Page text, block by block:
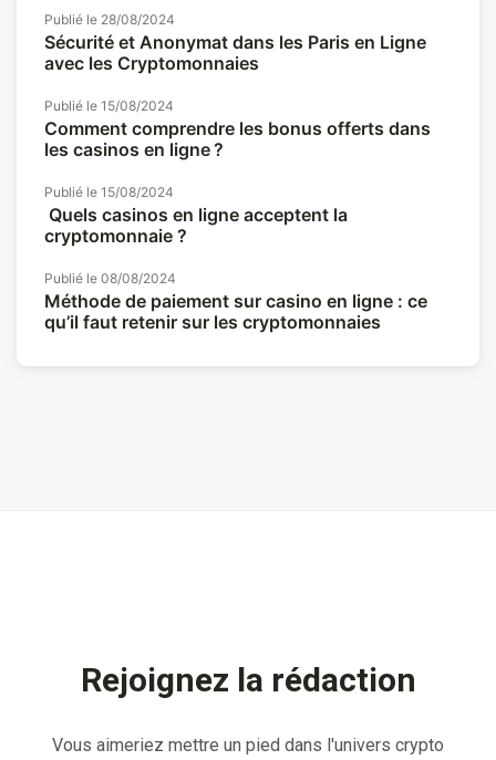
Publié le 28/08/2024
Sécurité et Anonymat dans les Paris en Ligne
avec les Cryptomonnaies
Publié le 15/08/2024
Comment comprendre les bonus offerts dans
les casinos en ligne ?
Publié le 15/08/2024
Quels casinos en ligne acceptent la
cryptomonnaie ?
Publié le 08/08/2024
Méthode de paiement sur casino en ligne : ce
qu’il faut retenir sur les cryptomonnaies
Rejoignez la rédaction
Vous aimeriez mettre un pied dans l'univers crypto